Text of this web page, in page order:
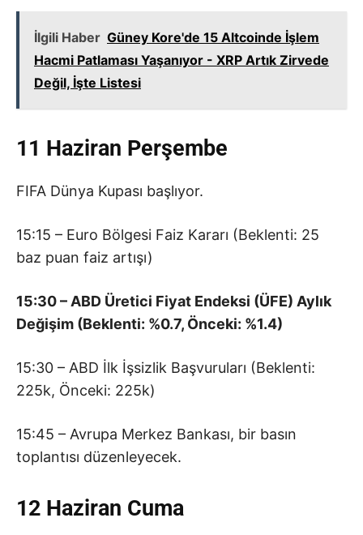
İlgili Haber Güney Kore'de 15 Altcoinde İşlem
Hacmi Patlaması Yaşanıyor - XRP Artık Zirvede
Değil, İşte Listesi
11 Haziran Perşembe
FIFA Dünya Kupası başlıyor.
15:15 – Euro Bölgesi Faiz Kararı (Beklenti: 25
baz puan faiz artışı)
15:30 – ABD Üretici Fiyat Endeksi (ÜFE) Aylık
Değişim (Beklenti: %0.7, Önceki: %1.4)
15:30 – ABD İlk İşsizlik Başvuruları (Beklenti:
225k, Önceki: 225k)
15:45 – Avrupa Merkez Bankası, bir basın
toplantısı düzenleyecek.
12 Haziran Cuma